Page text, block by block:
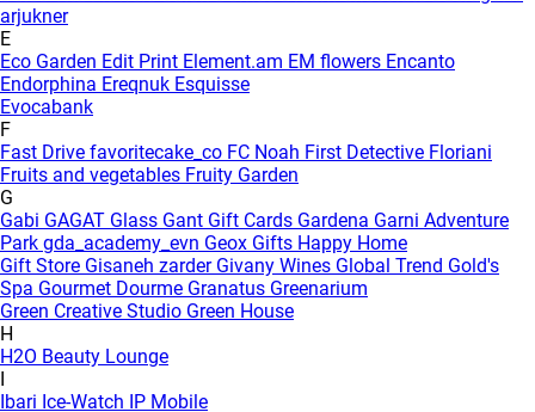
arjukner
E
Eco Garden Edit Print Element.am EM flowers Encanto
Endorphina Ereqnuk Esquisse
Evocabank
F
Fast Drive favoritecake_co FC Noah First Detective Floriani
Fruits and vegetables Fruity Garden
G
Gabi GAGAT Glass Gant Gift Cards Gardena Garni Adventure
Park gda_academy_evn Geox Gifts Happy Home
Gift Store Gisaneh zarder Givany Wines Global Trend Gold's
Spa Gourmet Dourme Granatus Greenarium
Green Creative Studio Green House
H
H2O Beauty Lounge
I
Ibari Ice-Watch IP Mobile